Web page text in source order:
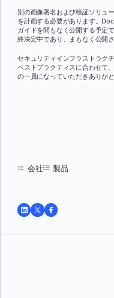
別の画像署名および検証ソリュ
を計画する必要があります。
ガイドを間もなく公開する予定
終決定中であり、まもなく公開
セキュリティインフラストラク
ベストプラクティスに合わせて
の一員になっていただきありが
会社 製品